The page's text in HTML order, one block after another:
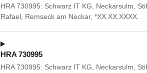
HRA 730995: Schwarz IT KG, Neckarsulm,
Rafael, Remseck am Neckar, *XX.XX.XXXX.
HRA 730995
HRA 730995: Schwarz IT KG, Neckarsulm,